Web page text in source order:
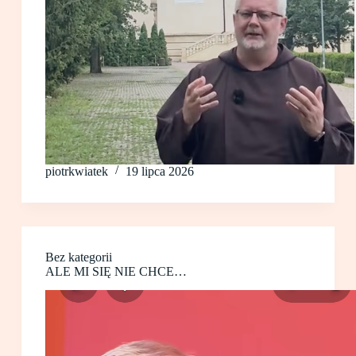
piotrkwiatek 19 lipca 2026
Bez kategorii
ALE MI SIĘ NIE CHCE…